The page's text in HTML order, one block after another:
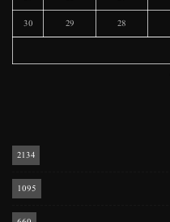
28
29
30
2134
1095